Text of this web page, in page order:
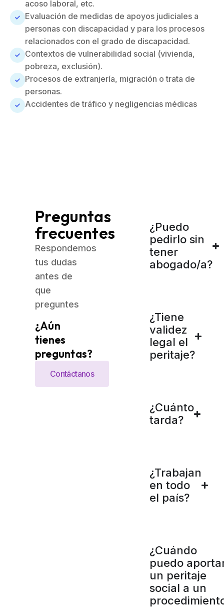
acoso laboral, etc.
Evaluación de medidas de apoyos judiciales a
personas con discapacidad y para los procesos
relacionados con el grado de discapacidad.
Contextos de vulnerabilidad social (vivienda,
pobreza, exclusión).
Procesos de extranjería, migración o trata de
personas.
Accidentes de tráfico y negligencias médicas
Preguntas
frecuentes
Respondemos
tus dudas
antes de
que
preguntes
¿Aún
tienes
preguntas?
Contáctanos
¿Puedo
pedirlo sin
tener
abogado/a?
¿Tiene
validez
legal el
peritaje?
¿Cuánto
tarda?
¿Trabajan
en todo
el país?
¿Cuándo
puedo
un peritaje
social a un